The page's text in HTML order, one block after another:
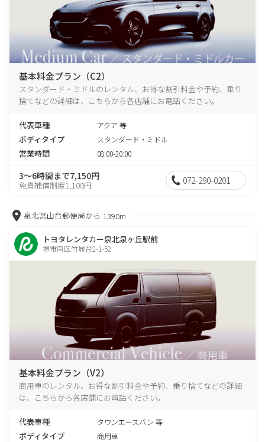
基本料金プラン（C2）
スタンダード・ミドルのレンタル、お得な割引料金や予約、乗り
捨てなどの詳細は、こちらから各店舗にお電話ください。
代表車種 アクア 等
ボディタイプ スタンダード・ミドル
営業時間 08:00-20:00
3～6時間まで7,150円
免責補償制度1,100円 072-290-0201
泉北宮山台郵便局から 1390m
トヨタレンタカー泉北泉ヶ丘駅前
堺市南区竹城台2-1-52
基本料金プラン（V2）
商用車のレンタル、お得な割引料金や予約、乗り捨てなどの詳細
は、こちらから各店舗にお電話ください。
代表車種 タウンエースバン 等
ボディタイプ 商用車